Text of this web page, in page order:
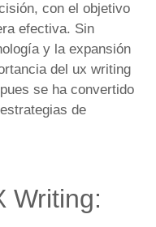
con el objetivo
efectiva. Sin
y la expansión
del ux writing
se ha convertido
de
Writing: